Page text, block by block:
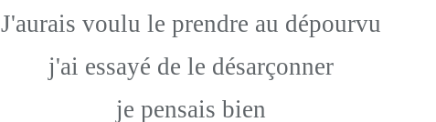
J'aurais voulu le prendre au dépourvu
j'ai essayé de le désarçonner
je pensais bien